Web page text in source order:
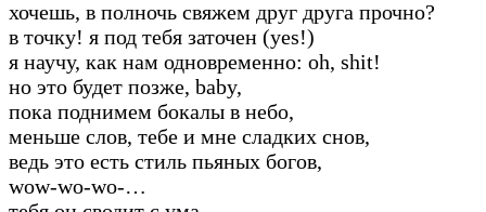
хочешь, в полночь свяжем друг друга прочно?
в точку! я под тебя заточен (yes!)
я научу, как нам одновременно: oh, shit!
но это будет позже, baby,
пока поднимем бокалы в небо,
меньше слов, тебе и мне сладких снов,
ведь это есть стиль пьяных богов,
wow-wo-wo-…